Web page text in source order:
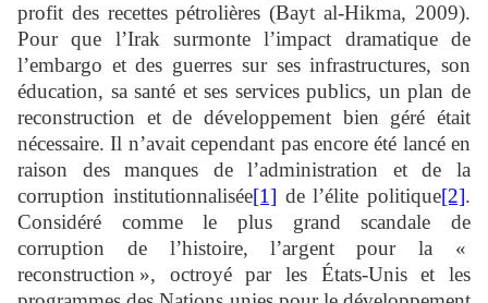
profit des recettes pétrolières (Bayt al-Hikma, 2009).
Pour que l’Irak surmonte l’impact dramatique de
l’embargo et des guerres sur ses infrastructures, son
éducation, sa santé et ses services publics, un plan de
reconstruction et de développement bien géré était
nécessaire. Il n’avait cependant pas encore été lancé en
raison des manques de l’administration et de la
corruption institutionnalisée[1] de l’élite politique[2].
Considéré comme le plus grand scandale de
corruption de l’histoire, l’argent pour la «
reconstruction », octroyé par les États-Unis et les